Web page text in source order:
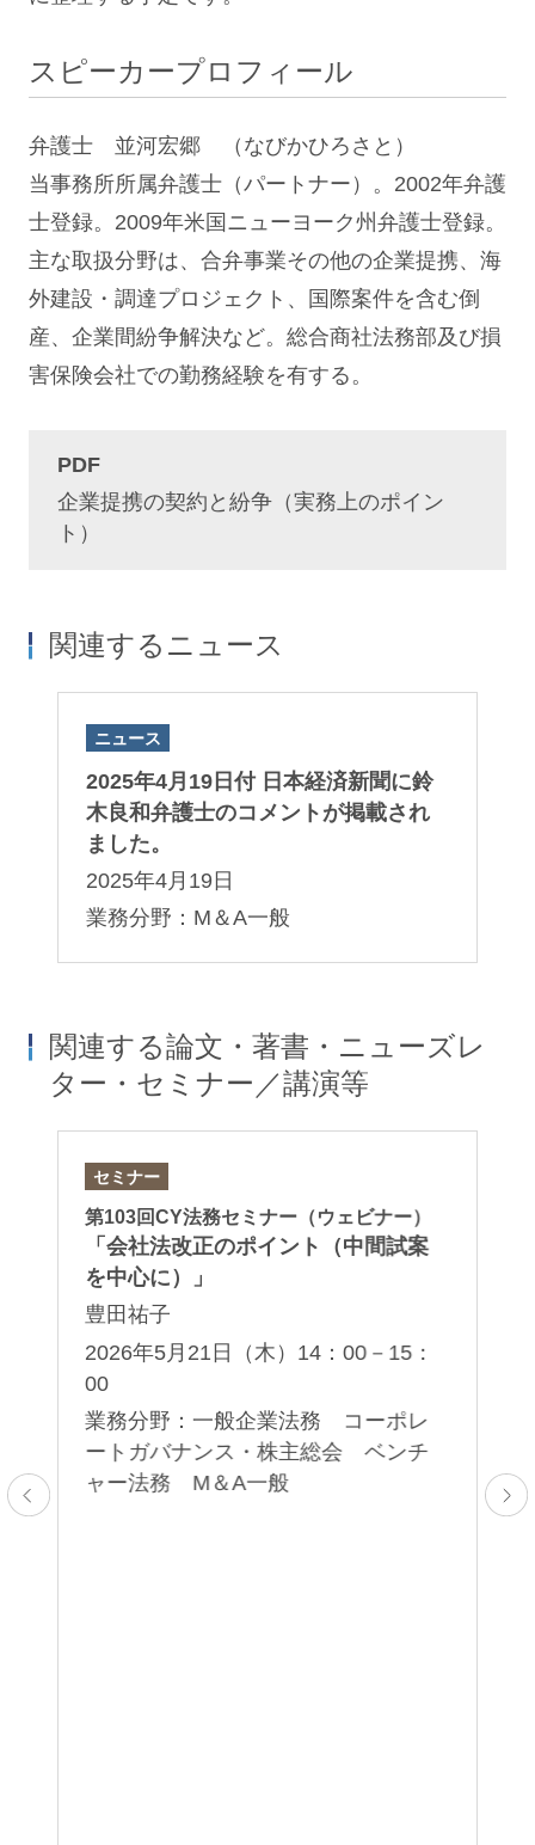
スピーカープロフィール
弁護士 並河宏郷 （なびかひろさと）
当事務所所属弁護士（パートナー）。2002年弁護
士登録。2009年米国ニューヨーク州弁護士登録。
主な取扱分野は、合弁事業その他の企業提携、海
外建設・調達プロジェクト、国際案件を含む倒
産、企業間紛争解決など。総合商社法務部及び損
害保険会社での勤務経験を有する。
PDF
企業提携の契約と紛争（実務上のポイン
ト）
関連するニュース
ニュース
2025年4月19日付 日本経済新聞に鈴
木良和弁護士のコメントが掲載され
ました。
2025年4月19日
業務分野：M＆A一般
関連する論文・著書・ニューズレ
ター・セミナー／講演等
セミナー
第103回CY法務セミナー（ウェビナー）
「会社法改正のポイント（中間試案
を中心に）」
豊田祐子
2026年5月21日（木）14：00－15：
00
業務分野：一般企業法務 コーポレ
ートガバナンス・株主総会 ベンチ
ャー法務 M＆A一般